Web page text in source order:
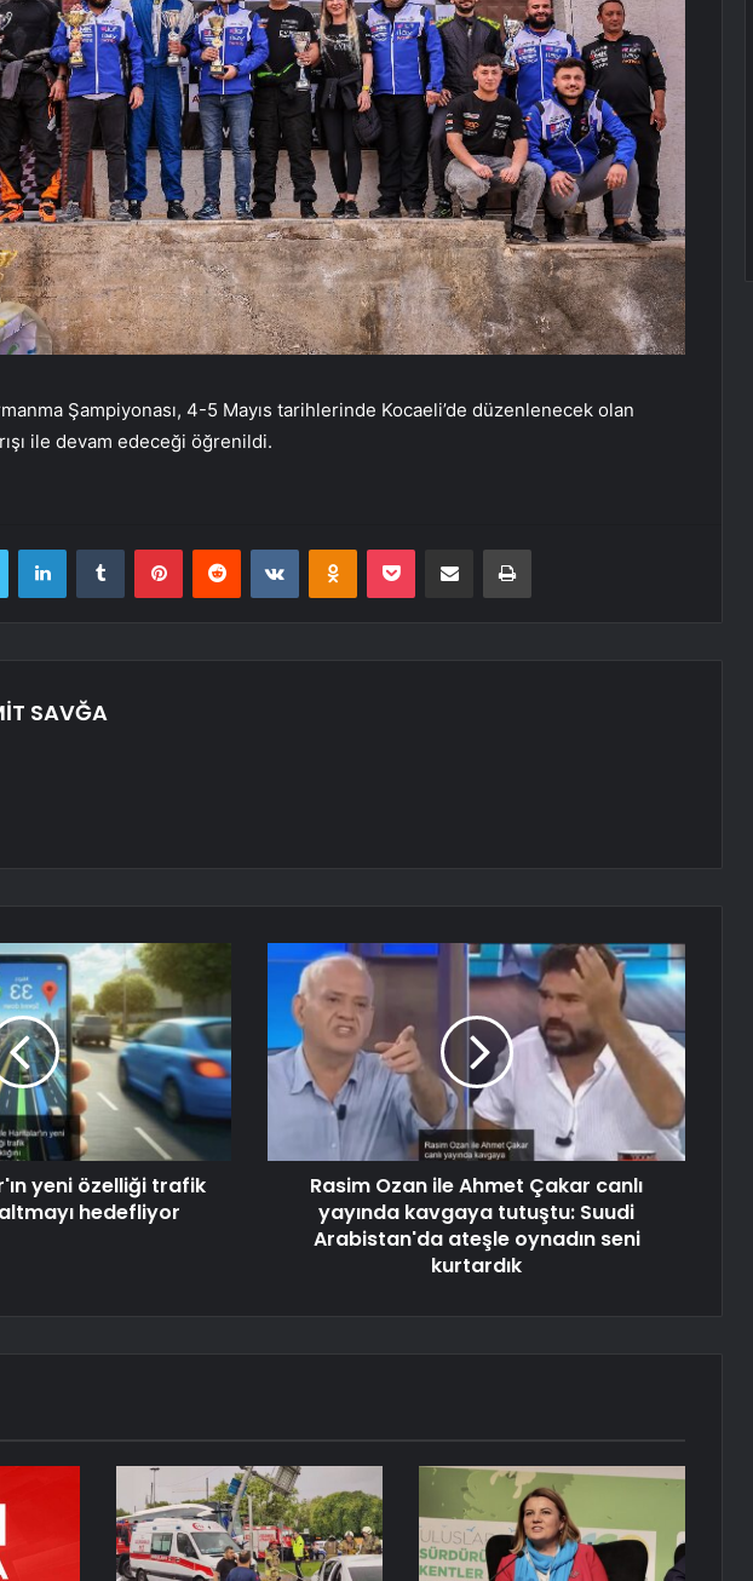
Şampiyonası, 4-5 Mayıs tarihlerinde Kocaeli’de düzenlenecek olan
ile devam edeceği öğrenildi.
Twitter LinkedInTumblr PinterestReddit VKontakteOdnoklassniki
Pocket E-Posta ile paylaş Yazdır
SAVĞA
yeni özelliği trafik
hedefliyor
Rasim Ozan ile Ahmet Çakar canlı
yayında kavgaya tutuştu: Suudi
Arabistan'da ateşle oynadın seni
kurtardık